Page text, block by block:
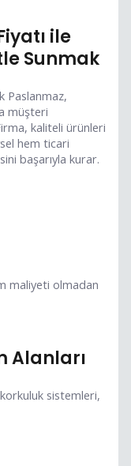
ile
Sunmak
Paslanmaz,
müşteri
kaliteli ürünleri
hem ticari
başarıyla kurar.
maliyeti olmadan
Alanları
sistemleri,